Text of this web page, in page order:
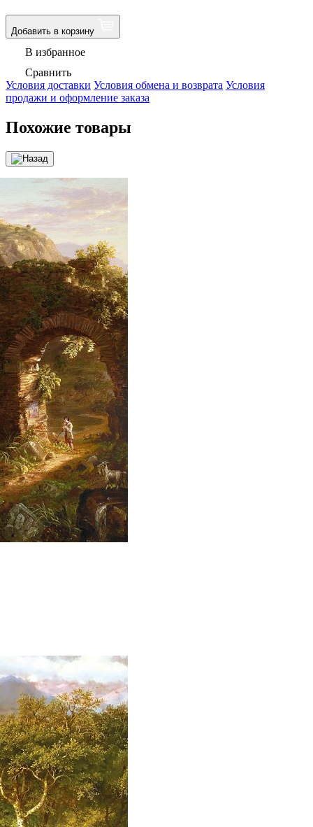
Добавить в корзину
В избранное
Сравнить
Условия доставки Условия обмена и возврата Условия
продажи и оформление заказа
Похожие товары